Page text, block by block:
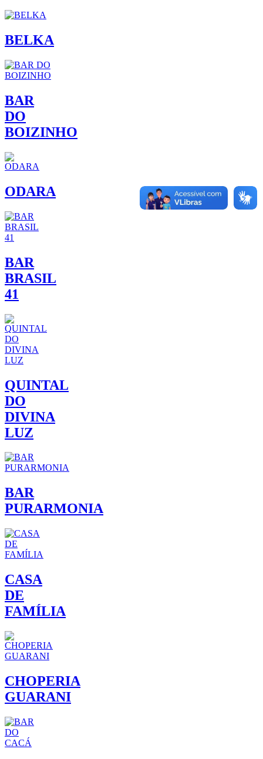
BELKA
BAR
DO
BOIZINHO
ODARA
BAR
BRASIL
41
QUINTAL
DO
DIVINA
LUZ
BAR
PURARMONIA
CASA
DE
FAMÍLIA
CHOPERIA
GUARANI